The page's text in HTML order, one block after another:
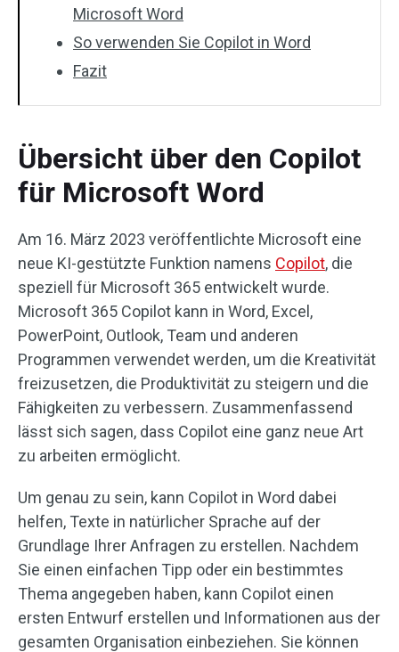
Microsoft Word
So verwenden Sie Copilot in Word
Fazit
Übersicht über den Copilot
für Microsoft Word
Am 16. März 2023 veröffentlichte Microsoft eine
neue KI-gestützte Funktion namens Copilot, die
speziell für Microsoft 365 entwickelt wurde.
Microsoft 365 Copilot kann in Word, Excel,
PowerPoint, Outlook, Team und anderen
Programmen verwendet werden, um die Kreativität
freizusetzen, die Produktivität zu steigern und die
Fähigkeiten zu verbessern. Zusammenfassend
lässt sich sagen, dass Copilot eine ganz neue Art
zu arbeiten ermöglicht.
Um genau zu sein, kann Copilot in Word dabei
helfen, Texte in natürlicher Sprache auf der
Grundlage Ihrer Anfragen zu erstellen. Nachdem
Sie einen einfachen Tipp oder ein bestimmtes
Thema angegeben haben, kann Copilot einen
ersten Entwurf erstellen und Informationen aus der
gesamten Organisation einbeziehen. Sie können